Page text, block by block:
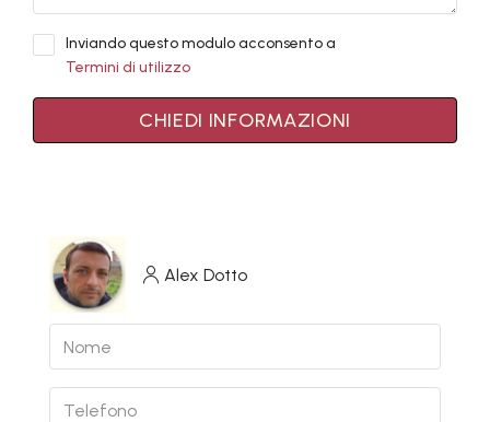
Inviando questo modulo acconsento a
Termini di utilizzo
CHIEDI INFORMAZIONI
Alex Dotto